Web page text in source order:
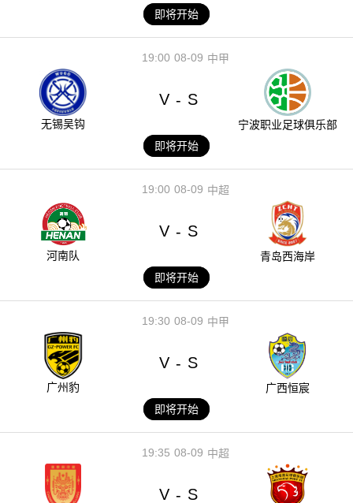
即将开始
08-09
19:00 中甲
无锡吴钩
V - S
宁波职业足球俱乐部
即将开始
08-09
19:00 中超
河南队
V - S
青岛西海岸
即将开始
08-09
19:30 中甲
广州豹
V - S
广西恒宸
即将开始
08-09
19:35 中超
V - S